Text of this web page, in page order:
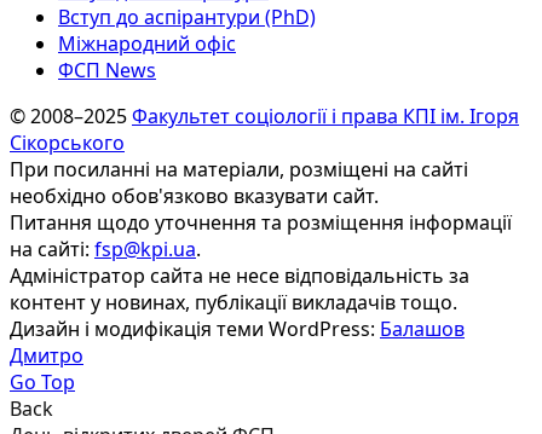
Вступ до аспірантури (PhD)
Міжнародний офіс
ФСП News
© 2008–2025Факультет соціології і права КПІ ім. Ігоря
Сікорського
При посиланні на матеріали, розміщені на сайті
необхідно обов'язково вказувати сайт.
Питання щодо уточнення та розміщення інформації
на сайті: fsp@kpi.ua.
Адміністратор сайта не несе відповідальність за
контент у новинах, публікації викладачів тощо.
Дизайн і модифікація теми WordPress: Балашов
Дмитро
Go Top
Back